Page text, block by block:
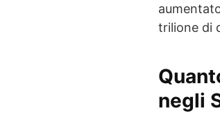
trilione di
negli